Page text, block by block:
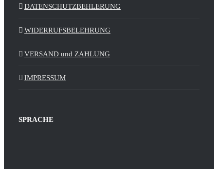
DATENSCHUTZBEHLERUNG
WIDERRUFSBELEHRUNG
VERSAND und ZAHLUNG
IMPRESSUM
SPRACHE